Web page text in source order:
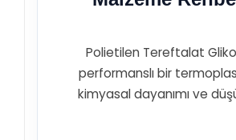
Polietilen Tereftalat
performanslı bir
kimyasal dayanımı ve